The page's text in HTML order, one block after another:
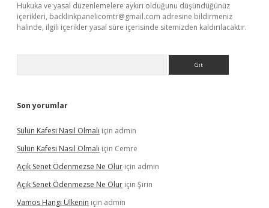
Hukuka ve yasal düzenlemelere aykırı olduğunu düşündüğünüz
içerikleri, backlinkpanelicomtr@gmail.com adresine bildirmeniz
halinde, ilgili içerikler yasal süre içerisinde sitemizden kaldırılacaktır.
Son yorumlar
Sülün Kafesi Nasıl Olmalı için admin
Sülün Kafesi Nasıl Olmalı için Cemre
Açık Senet Ödenmezse Ne Olur için admin
Açık Senet Ödenmezse Ne Olur için Şirin
Vamos Hangi Ülkenin için admin